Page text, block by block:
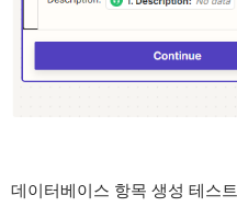
데이터베이스 항목 생성 테스트